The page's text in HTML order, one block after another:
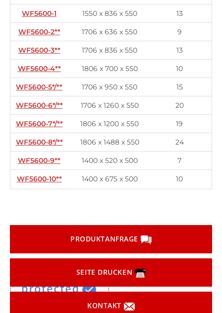
WF5600-1 1550 x 836 x 550 13
WF5600-2** 1706 x 636 x 550 9
WF5600-3** 1706 x 836 x 550 13
WF5600-4** 1806 x 700 x 550 10
WF5600-5*/** 1706 x 950 x 550 15
WF5600-6*/** 1706 x 1260 x 550 20
WF5600-7*/** 1806 x 1200 x 550 19
WF5600-8*/** 1806 x 1488 x 550 24
WF5600-9** 1400 x 520 x 500 7
WF5600-10** 1400 x 675 x 500 10
PRODUKTANFRAGE
SEITE DRUCKEN
KONTAKT